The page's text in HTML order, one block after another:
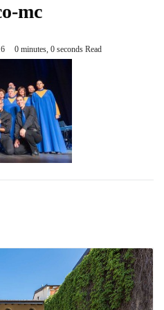
mc
0 minutes, 0 seconds Read